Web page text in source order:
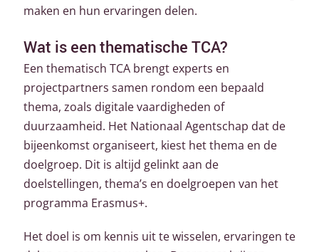
maken en hun ervaringen delen.
Wat is een thematische TCA?
Een thematisch TCA brengt experts en
projectpartners samen rondom een bepaald
thema, zoals digitale vaardigheden of
duurzaamheid. Het Nationaal Agentschap dat de
bijeenkomst organiseert, kiest het thema en de
doelgroep. Dit is altijd gelinkt aan de
doelstellingen, thema’s en doelgroepen van het
programma Erasmus+.
Het doel is om kennis uit te wisselen, ervaringen te